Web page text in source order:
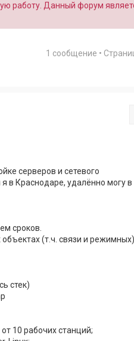
работу. Данный форум
1 сообщение •
серверов и сетевого
в Краснодаре, удалённо могу в
сроков.
(т.ч. связи и
стек)
10 рабочих станций;